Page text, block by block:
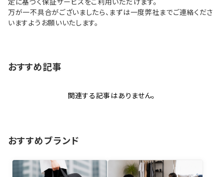
定に基づく保証サービスをご利用いただけます。
万が一不具合がございましたら、まずは一度弊社までご連絡くださ
いますようお願いいたします。
おすすめ記事
関連する記事はありません。
おすすめブランド